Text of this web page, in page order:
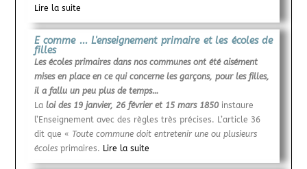
Lire la suite
E comme ... L'enseignement primaire et les écoles de
filles
Les écoles primaires dans nos communes ont été aisément
mises en place en ce qui concerne les garçons, pour les filles,
il a fallu un peu plus de temps…
La loi des 19 janvier, 26 février et 15 mars 1850instaure
l’Enseignement avec des règles très précises. L’article 36
dit que « Toute commune doit entretenir une ou plusieurs
écoles primaires. Lire la suite